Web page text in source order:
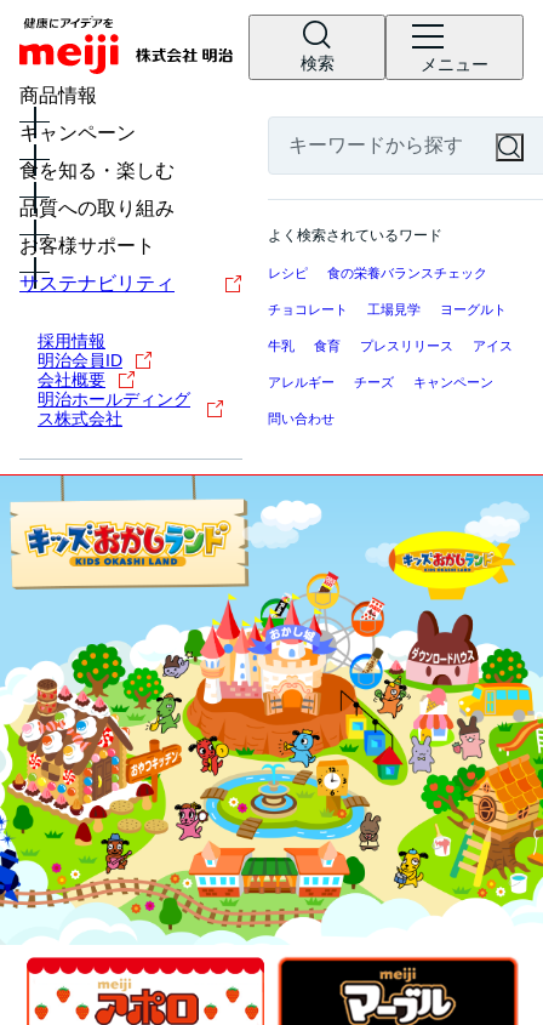
検索 メニュー
商品情報
キャンペーン
食を知る・楽しむ
品質への取り組み
お客様サポート
サステナビリティ
採用情報
明治会員ID
会社概要
明治ホールディング
ス株式会社
よく検索されているワード
レシピ 食の栄養バランスチェック
チョコレート 工場見学 ヨーグルト
牛乳 食育 プレスリリース アイス
アレルギー チーズ キャンペーン
問い合わせ